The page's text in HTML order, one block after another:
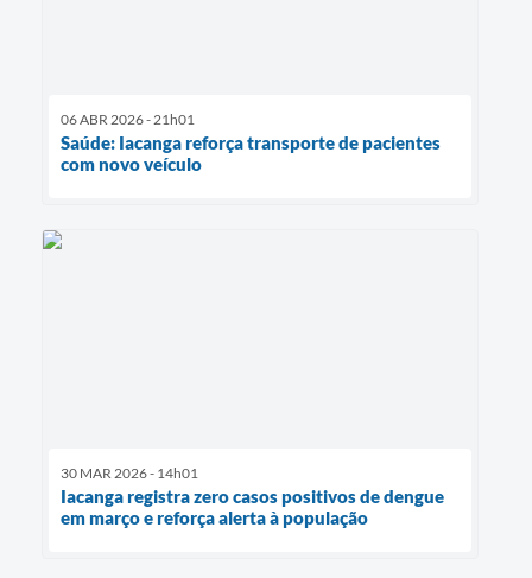
06 ABR 2026 - 21h01
Saúde: Iacanga reforça transporte de pacientes
com novo veículo
30 MAR 2026 - 14h01
Iacanga registra zero casos positivos de dengue
em março e reforça alerta à população